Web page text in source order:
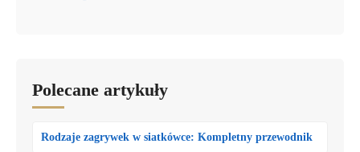
Polecane artykuły
Rodzaje zagrywek w siatkówce: Kompletny przewodnik